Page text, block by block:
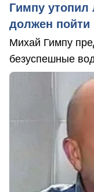
Гимпу утопил
должен пойти
Михай Гимпу
безуспешные